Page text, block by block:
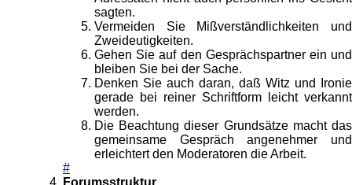
sagten.
Vermeiden Sie Mißverständlichkeiten und
Zweideutigkeiten.
Gehen Sie auf den Gesprächspartner ein und
bleiben Sie bei der Sache.
Denken Sie auch daran, daß Witz und Ironie
gerade bei reiner Schriftform leicht verkannt
werden.
Die Beachtung dieser Grundsätze macht das
gemeinsame Gespräch angenehmer und
erleichtert den Moderatoren die Arbeit.
#